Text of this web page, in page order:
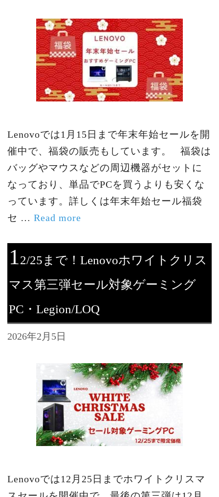
Lenovoでは1月15日まで年末年始セールを開
催中で、福袋の販売もしています。 福袋は
バッグやマウスなどの周辺機器がセットに
なっており、単品でPCを買うよりも安くな
っています。詳しくは年末年始セール福袋
セ … Read more
12/25まで！Lenovoホワイトクリス
マス第三弾セール対象ゲーミング
PC・Legion/LOQ
2026年2月5日
Lenovoでは12月25日までホワイトクリスマ